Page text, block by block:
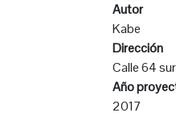
Autor
Kabe
Dirección
Calle 64
Año
2017